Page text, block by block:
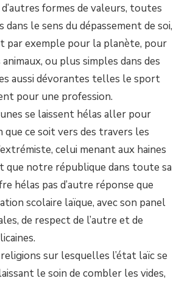
formes de valeurs, toutes
dans le sens du dépassement de soi,
par exemple pour la planète, pour
ou plus simples dans des
aussi dévorantes telles le sport
pour une profession.
se laissent hélas aller pour
que ce soit vers des travers les
celui menant aux haines
que notre république dans toute sa
hélas pas d’autre réponse que
scolaire laïque, avec son panel
de respect de l’autre et de
sur lesquelles l’état laïc se
le soin de combler les vides,